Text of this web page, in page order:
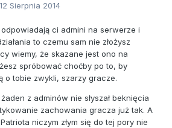
12 Sierpnia 2014
odpowiadają ci admini na serwerze i
to czemu sam nie złożysz
wiemy, że skazane jest ono na
spróbować choćby po to, by
o tobie zwykli, szarzy gracze.
z adminów nie słyszał beknięcia
zachowania gracza już tak. A
niczym złym się do tej pory nie